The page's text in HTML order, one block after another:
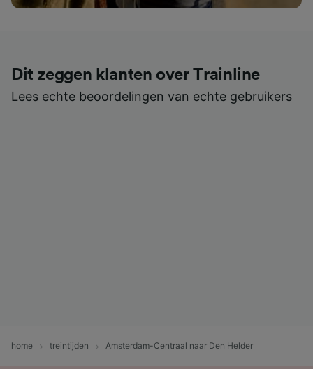
Dit zeggen klanten over Trainline
Lees echte beoordelingen van echte gebruikers
home treintijden Amsterdam-Centraal naar Den Helder